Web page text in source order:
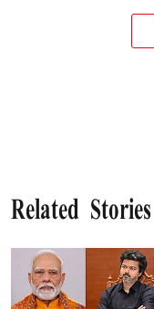
Related Stories